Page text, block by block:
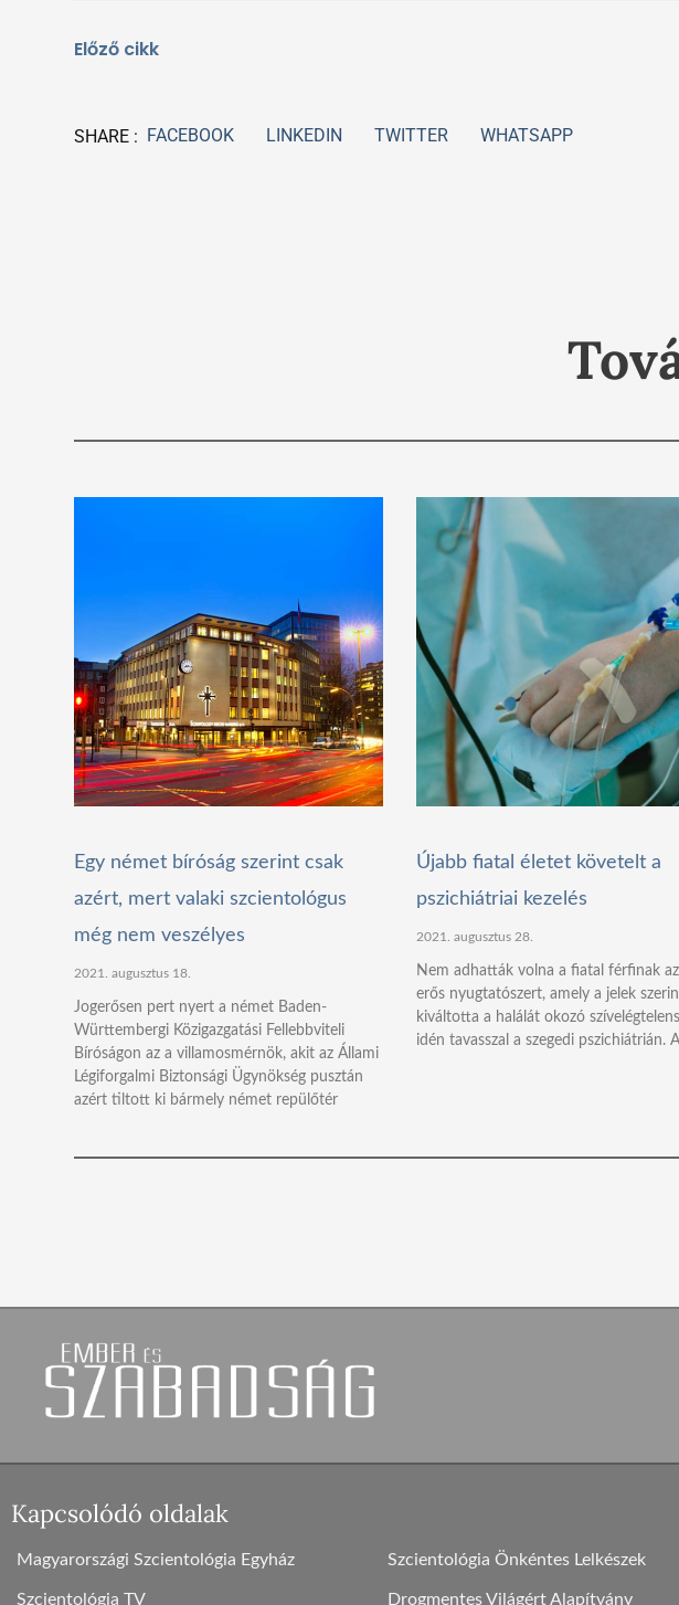
Előző cikk
SHARE : FACEBOOK LINKEDIN TWITTER WHATSAPP
Egy német bíróság szerint csak
azért, mert valaki szcientológus
még nem veszélyes
2021. augusztus 18.
Jogerősen pert nyert a német Baden-
Württembergi Közigazgatási Fellebbviteli
Bíróságon az a villamosmérnök, akit az Állami
Légiforgalmi Biztonsági Ügynökség pusztán
azért tiltott ki bármely német repülőtér
Újabb fiatal életet követelt a
pszichiátriai kezelés
2021. augusztus 28.
Nem adhatták volna a fiatal férfinak
erős nyugtatószert, amely a jelek
kiváltotta a halálát okozó
idén tavasszal a szegedi pszichiátrián.
Kapcsolódó oldalak
Magyarországi Szcientológia Egyház
Szcientológia TV
Szcientológia Önkéntes Lelkészek
Drogmentes Világért Alapítvány